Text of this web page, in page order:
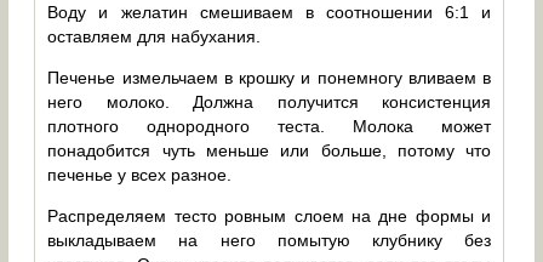
Воду и желатин смешиваем в соотношении 6:1 и
оставляем для набухания.
Печенье измельчаем в крошку и понемногу вливаем в
него молоко. Должна получится консистенция
плотного однородного теста. Молока может
понадобится чуть меньше или больше, потому что
печенье у всех разное.
Распределяем тесто ровным слоем на дне формы и
выкладываем на него помытую клубнику без